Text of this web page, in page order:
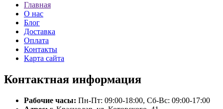
Главная
О нас
Блог
Доставка
Оплата
Контакты
Карта сайта
Контактная информация
Рабочие часы: Пн-Пт: 09:00-18:00, Сб-Вс: 09:00-17:00